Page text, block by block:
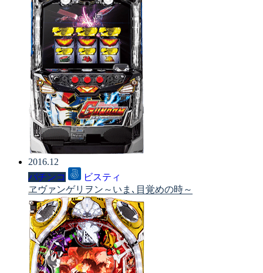
2016.12
パチンコ
ビスティ
ヱヴァンゲリヲン～いま､目覚めの時～